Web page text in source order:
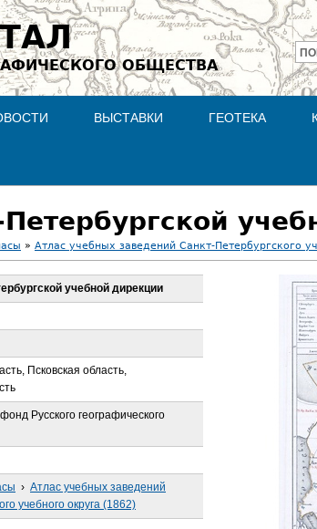
Jump to navigation
ОБЩЕСТВА
ВЫСТАВКИ ГЕОТЕКА
» Атлас учебных заведений Санкт-Петербургского
учебной дирекции
Псковская область,
Русского географического
› Атлас учебных заведений
учебного округа (1862)